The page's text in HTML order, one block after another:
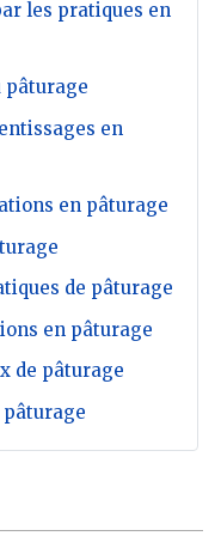
les pratiques en
pâturage
en
en pâturage
de pâturage
en pâturage
de pâturage